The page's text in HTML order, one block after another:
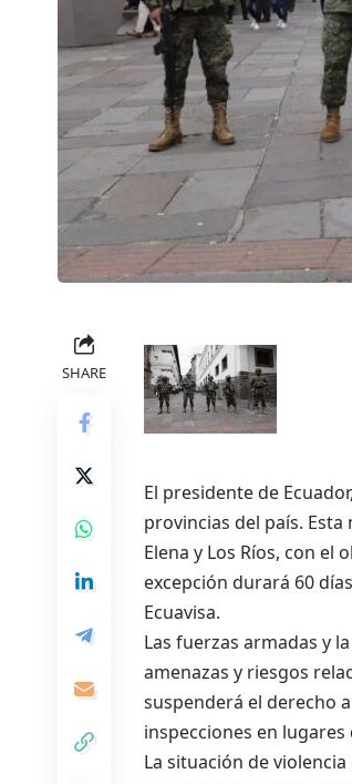
SHARE
El presidente de
provincias del país. Esta
Elena y Los Ríos, con
excepción durará 60
Ecuavisa.
Las fuerzas armadas y
amenazas y riesgos
suspenderá el derecho
inspecciones en
La situación de